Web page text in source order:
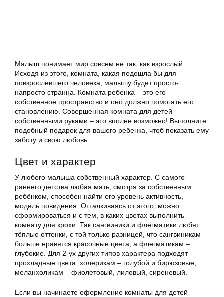
Малыш понимает мир совсем не так, как взрослый.
Исходя из этого, комната, какая подошла бы для
повзрослевшего человека, малышу будет просто-
напросто странна. Комната ребенка – это его
собственное пространство и оно должно помогать его
становлению. Совершенная комната для детей
собственными руками – это вполне возможно! Выполните
подобный подарок для вашего ребенка, чтоб показать ему
заботу и свою любовь.
Цвет и характер
У любого малыша собственный характер. С самого
раннего детства любая мать, смотря за собственным
ребёнком, способен найти его уровень активность,
модель повидения. Отталкиваясь от этого, можно
сформироваться и с тем, в каких цветах выполнить
комнату для крохи. Так сангвиники и флегматики любят
тёплые оттенки, с той только разницей, что сангвиникам
больше нравятся красочные цвета, а флегматикам –
глубокие. Для 2-ух других типов характера подходят
прохладные цвета: холерикам – голубой и бирюзовые,
меланхоликам – фиолетовый, лиловый, сиреневый.
Если вы начинаете оформление комнаты для детей